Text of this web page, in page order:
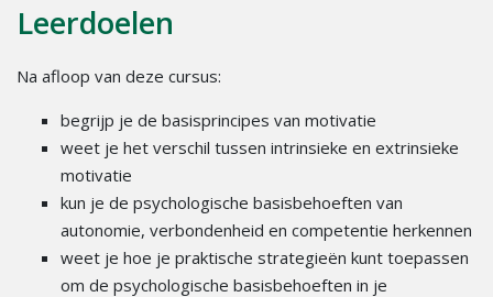
Leerdoelen
Na afloop van deze cursus:
begrijp je de basisprincipes van motivatie
weet je het verschil tussen intrinsieke en extrinsieke
motivatie
kun je de psychologische basisbehoeften van
autonomie, verbondenheid en competentie herkennen
weet je hoe je praktische strategieën kunt toepassen
om de psychologische basisbehoeften in je